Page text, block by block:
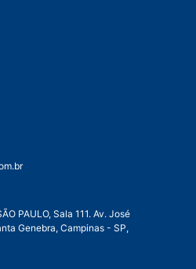
PAULO, Sala 111. Av. José
Genebra, Campinas - SP,